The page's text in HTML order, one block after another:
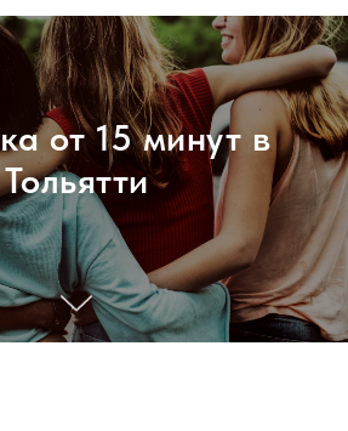
от 15 минут в
Тольятти